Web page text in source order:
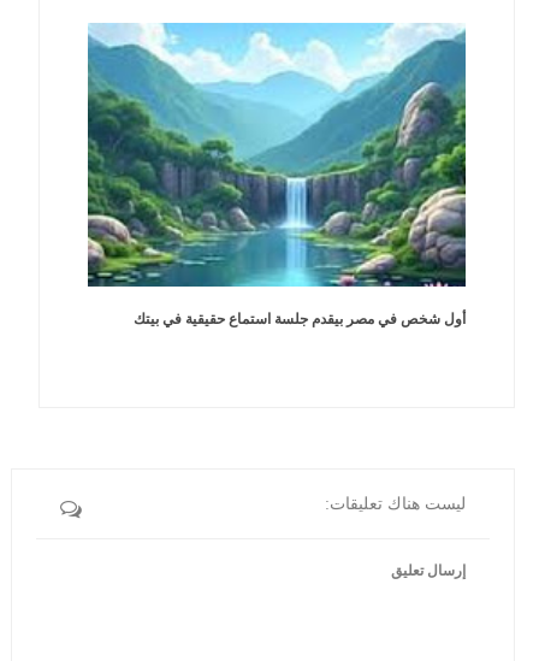
أول شخص في مصر بيقدم جلسة استماع حقيقية في بيتك
ليست هناك تعليقات:
إرسال تعليق